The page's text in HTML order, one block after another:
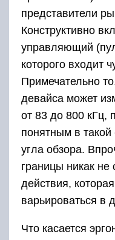
варьироваться в
Что касается
характеристик,
прорезиненный
защиты IPx7.
экрана,
составляет
опциональных
датчиком GPS и
эхолот немало,
рабочих
окупать все